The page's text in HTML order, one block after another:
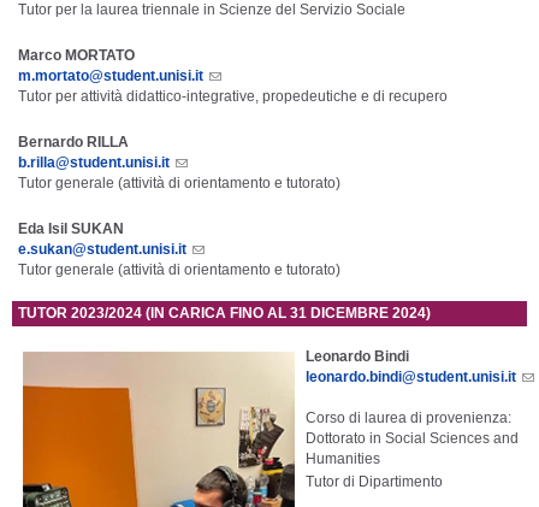
Tutor per la laurea triennale in Scienze del Servizio Sociale
Marco MORTATO
m.mortato@student.unisi.it
Tutor per attività didattico-integrative, propedeutiche e di recupero
Bernardo RILLA
b.rilla@student.unisi.it
Tutor generale (attività di orientamento e tutorato)
Eda Isil SUKAN
e.sukan@student.unisi.it
Tutor generale (attività di orientamento e tutorato)
TUTOR 2023/2024 (IN CARICA FINO AL 31 DICEMBRE 2024)
Leonardo Bindi
leonardo.bindi@student.unisi.it
Corso di laurea di provenienza:
Dottorato in Social Sciences and
Humanities
Tutor di Dipartimento